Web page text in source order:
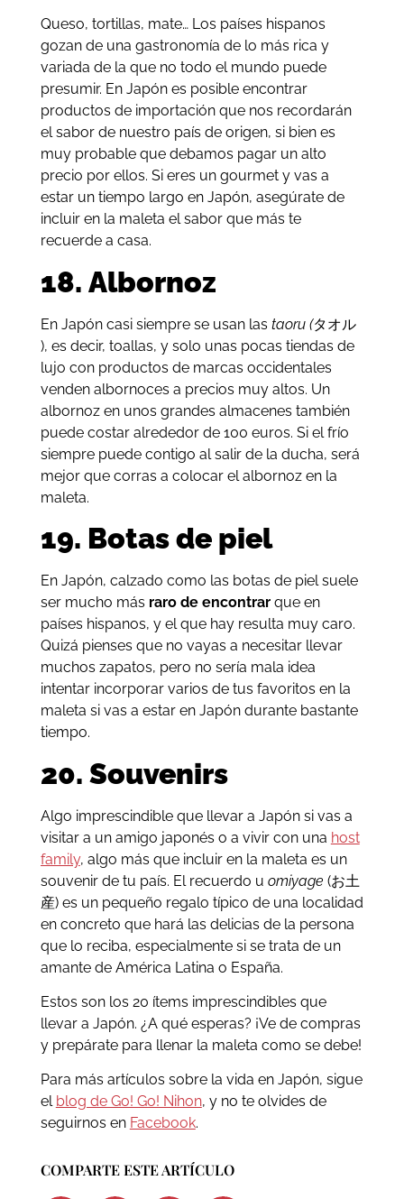
Queso, tortillas, mate… Los países hispanos
gozan de una gastronomía de lo más rica y
variada de la que no todo el mundo puede
presumir. En Japón es posible encontrar
productos de importación que nos recordarán
el sabor de nuestro país de origen, si bien es
muy probable que debamos pagar un alto
precio por ellos. Si eres un gourmet y vas a
estar un tiempo largo en Japón, asegúrate de
incluir en la maleta el sabor que más te
recuerde a casa.
18. Albornoz
En Japón casi siempre se usan las taoru (タオル
), es decir, toallas, y solo unas pocas tiendas de
lujo con productos de marcas occidentales
venden albornoces a precios muy altos. Un
albornoz en unos grandes almacenes también
puede costar alrededor de 100 euros. Si el frío
siempre puede contigo al salir de la ducha, será
mejor que corras a colocar el albornoz en la
maleta.
19. Botas de piel
En Japón, calzado como las botas de piel suele
ser mucho más raro de encontrarque en
países hispanos, y el que hay resulta muy caro.
Quizá pienses que no vayas a necesitar llevar
muchos zapatos, pero no sería mala idea
intentar incorporar varios de tus favoritos en la
maleta si vas a estar en Japón durante bastante
tiempo.
20. Souvenirs
Algo imprescindible que llevar a Japón si vas a
visitar a un amigo japonés o a vivir con una host
family, algo más que incluir en la maleta es un
souvenir de tu país. El recuerdo u omiyage (お土
産) es un pequeño regalo típico de una localidad
en concreto que hará las delicias de la persona
que lo reciba, especialmente si se trata de un
amante de América Latina o España.
Estos son los 20 ítems imprescindibles que
llevar a Japón. ¿A qué esperas? ¡Ve de compras
y prepárate para llenar la maleta como se debe!
Para más artículos sobre la vida en Japón, sigue
el blog de Go! Go! Nihon, y no te olvides de
seguirnos en Facebook.
COMPARTE ESTE ARTÍCULO